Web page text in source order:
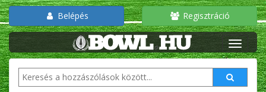
Belépés Regisztráció